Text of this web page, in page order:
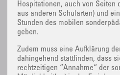
Hospitationen, auch von Seiten
aus anderen Schularten) und
Stunden des mobilen
geben.
Zudem muss eine Aufklärung
dahingehend stattfinden, dass
rechtzeitigen “Annahme“ der